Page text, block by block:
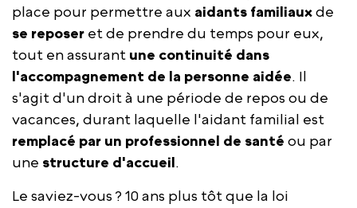
place pour permettre aux aidants familiauxde
se reposer et de prendre du temps pour eux,
tout en assurant une continuité dans
l'accompagnement de la personne aidée. Il
s'agit d'un droit à une période de repos ou de
vacances, durant laquelle l'aidant familial est
remplacé par un professionnel de santé ou par
une structure d'accueil.
Le saviez-vous ? 10 ans plus tôt que la loi